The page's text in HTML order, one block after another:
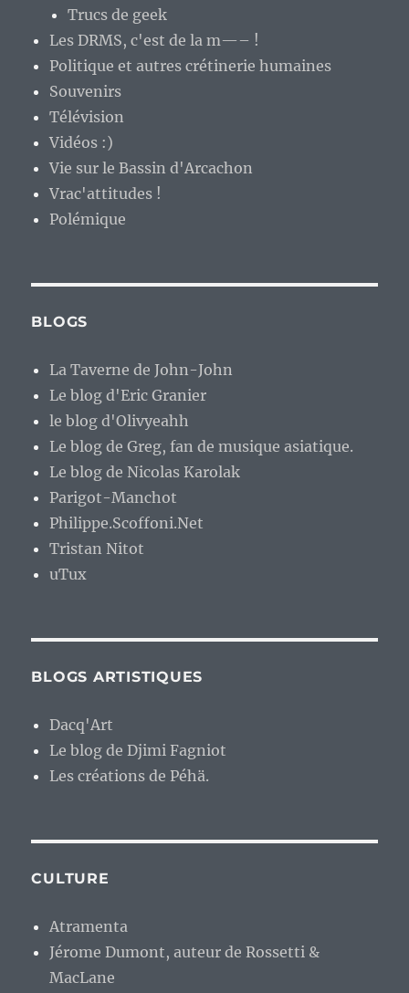
Trucs de geek
Les DRMS, c'est de la m—– !
Politique et autres crétinerie humaines
Souvenirs
Télévision
Vidéos :)
Vie sur le Bassin d'Arcachon
Vrac'attitudes !
Polémique
BLOGS
La Taverne de John-John
Le blog d'Eric Granier
le blog d'Olivyeahh
Le blog de Greg, fan de musique asiatique.
Le blog de Nicolas Karolak
Parigot-Manchot
Philippe.Scoffoni.Net
Tristan Nitot
uTux
BLOGS ARTISTIQUES
Dacq'Art
Le blog de Djimi Fagniot
Les créations de Péhä.
CULTURE
Atramenta
Jérome Dumont, auteur de Rossetti &
MacLane